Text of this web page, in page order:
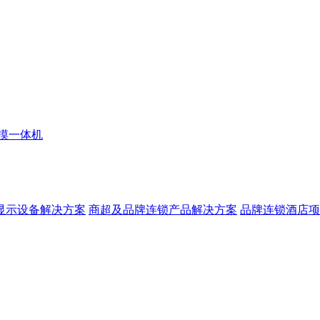
一体机
示设备解决方案 商超及品牌连锁产品解决方案 品牌连锁酒店项